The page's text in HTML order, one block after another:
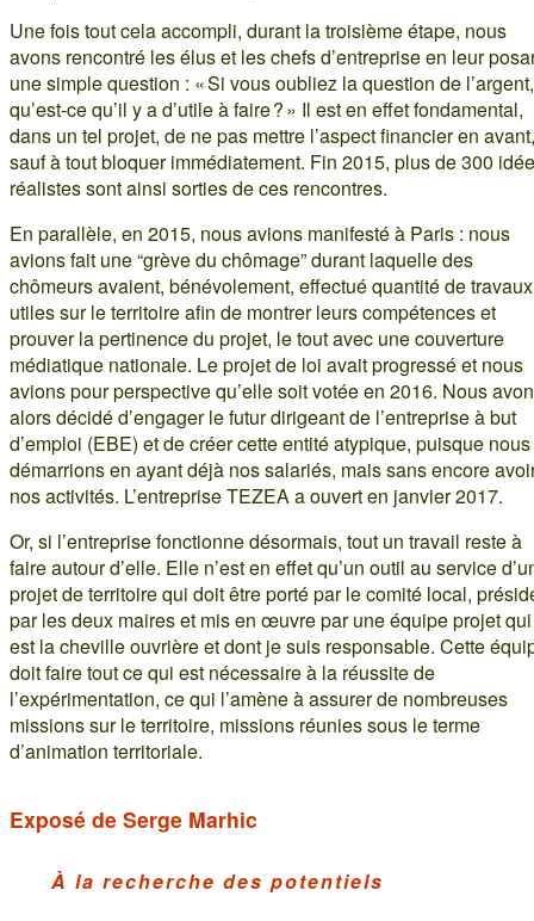
Une fois tout cela accompli, durant la troisième étape, nous
avons rencontré les élus et les chefs d’entreprise en leur
une simple question : « Si vous oubliez la question de l’argent,
qu’est-ce qu’il y a d’utile à faire ? » Il est en effet fondamental,
dans un tel projet, de ne pas mettre l’aspect financier en avant,
sauf à tout bloquer immédiatement. Fin 2015, plus de 300
réalistes sont ainsi sorties de ces rencontres.
En parallèle, en 2015, nous avions manifesté à Paris : nous
avions fait une “grève du chômage” durant laquelle des
chômeurs avaient, bénévolement, effectué quantité de travaux
utiles sur le territoire afin de montrer leurs compétences et
prouver la pertinence du projet, le tout avec une couverture
médiatique nationale. Le projet de loi avait progressé et nous
avions pour perspective qu’elle soit votée en 2016. Nous
alors décidé d’engager le futur dirigeant de l’entreprise à but
d’emploi (EBE) et de créer cette entité atypique, puisque nous
démarrions en ayant déjà nos salariés, mais sans encore
nos activités. L’entreprise TEZEA a ouvert en janvier 2017.
Or, si l’entreprise fonctionne désormais, tout un travail reste à
faire autour d’elle. Elle n’est en effet qu’un outil au service
projet de territoire qui doit être porté par le comité local,
par les deux maires et mis en œuvre par une équipe projet
est la cheville ouvrière et dont je suis responsable. Cette
doit faire tout ce qui est nécessaire à la réussite de
l’expérimentation, ce qui l’amène à assurer de nombreuses
missions sur le territoire, missions réunies sous le terme
d’animation territoriale.
Exposé de Serge Marhic
À la recherche des potentiels